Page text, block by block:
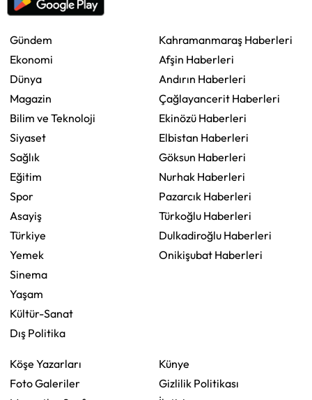
Gündem
Ekonomi
Dünya
Magazin
Bilim ve Teknoloji
Siyaset
Sağlık
Eğitim
Spor
Asayiş
Türkiye
Yemek
Sinema
Yaşam
Kültür-Sanat
Dış Politika
Kahramanmaraş Haberleri
Afşin Haberleri
Andırın Haberleri
Çağlayancerit Haberleri
Ekinözü Haberleri
Elbistan Haberleri
Göksun Haberleri
Nurhak Haberleri
Pazarcık Haberleri
Türkoğlu Haberleri
Dulkadiroğlu Haberleri
Onikişubat Haberleri
Köşe Yazarları
Foto Galeriler
Künye
Gizlilik Politikası